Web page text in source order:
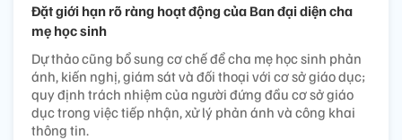
Đặt giới hạn rõ ràng hoạt động của Ban đại diện cha
mẹ học sinh
Dự thảo cũng bổ sung cơ chế để cha mẹ học sinh phản
ánh, kiến nghị, giám sát và đối thoại với cơ sở giáo dục;
quy định trách nhiệm của người đứng đầu cơ sở giáo
dục trong việc tiếp nhận, xử lý phản ánh và công khai
thông tin.